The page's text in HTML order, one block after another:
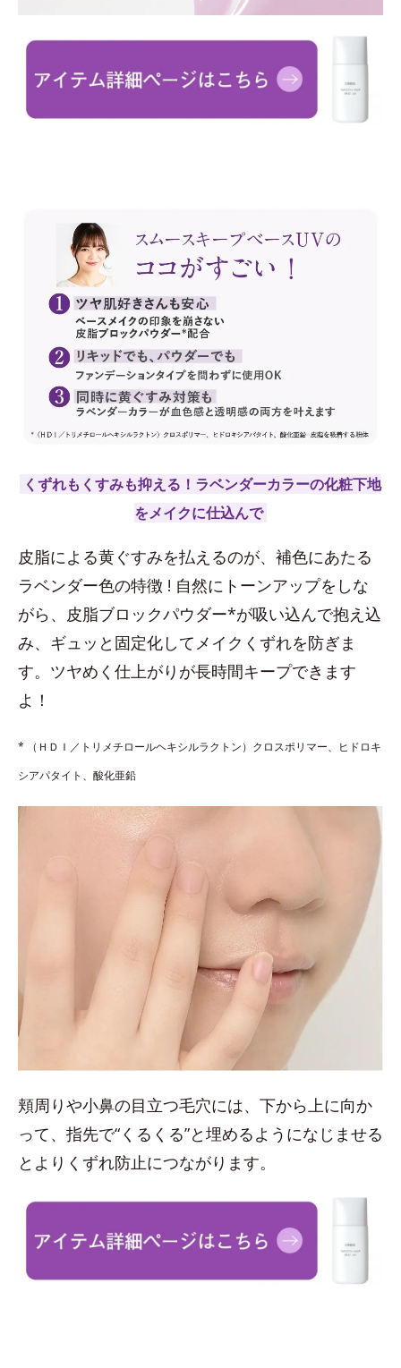
くずれもくすみも抑える！ラベンダーカラーの化粧下地
をメイクに仕込んで
皮脂による黄ぐすみを払えるのが、補色にあたる
ラベンダー色の特徴 ! 自然にトーンアップをしな
がら、皮脂ブロックパウダー*が吸い込んで抱え込
み、ギュッと固定化してメイクくずれを防ぎま
す。ツヤめく仕上がりが長時間キープできます
よ！
* （ＨＤＩ／トリメチロールヘキシルラクトン）クロスポリマー、ヒドロキ
シアパタイト、酸化亜鉛
頬周りや小鼻の目立つ毛穴には、下から上に向か
って、指先で“くるくる”と埋めるようになじませる
とよりくずれ防止につながります。